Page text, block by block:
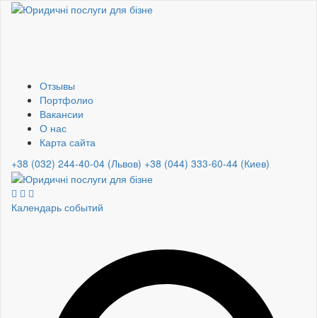
Отзывы
Портфолио
Вакансии
О нас
Карта сайта
+38 (032) 244-40-04 (Львов) +38 (044) 333-60-44 (Киев)
Календарь событий